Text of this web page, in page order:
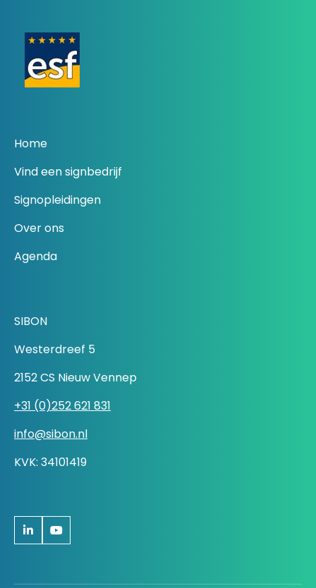
Home
Vind een signbedrijf
Signopleidingen
Over ons
Agenda
SIBON
Westerdreef 5
2152 CS Nieuw Vennep
+31 (0)252 621 831
info@sibon.nl
KVK: 34101419